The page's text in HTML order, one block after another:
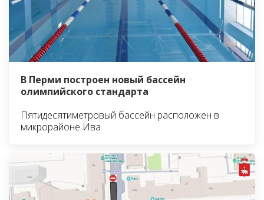
В Перми построен новый бассейн
олимпийского стандарта
Пятидесятиметровый бассейн расположен в
микрорайоне Ива